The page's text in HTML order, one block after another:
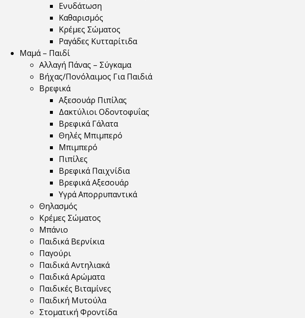
Ενυδάτωση
Καθαρισμός
Κρέμες Σώματος
Ραγάδες Κυτταρίτιδα
Μαμά – Παιδί
Αλλαγή Πάνας – Σύγκαμα
Βήχας/Πονόλαιμος Για Παιδιά
Βρεφικά
Αξεσουάρ Πιπίλας
Δακτύλιοι Οδοντοφυΐας
Βρεφικά Γάλατα
Θηλές Μπιμπερό
Μπιμπερό
Πιπίλες
Βρεφικά Παιχνίδια
Βρεφικά Αξεσουάρ
Υγρά Απορρυπαντικά
Θηλασμός
Κρέμες Σώματος
Μπάνιο
Παιδικά Βερνίκια
Παγούρι
Παιδικά Αντηλιακά
Παιδικά Αρώματα
Παιδικές Βιταμίνες
Παιδική Μυτούλα
Στοματική Φροντίδα